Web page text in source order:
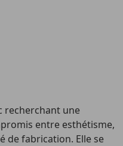
recherchant une
entre esthétisme,
de fabrication. Elle se